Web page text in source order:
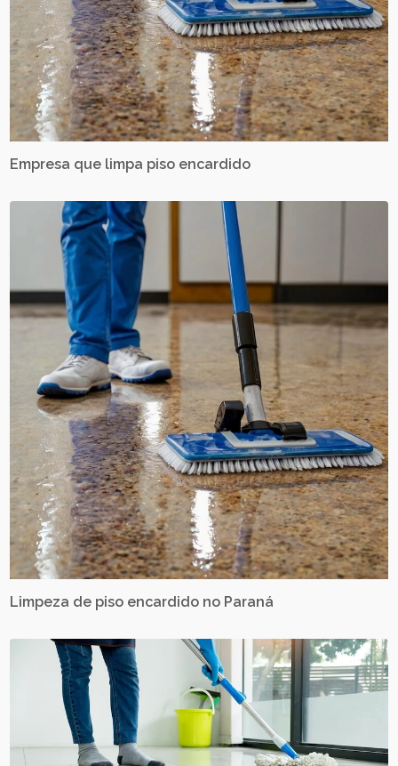
Empresa que limpa piso encardido
Limpeza de piso encardido no Paraná